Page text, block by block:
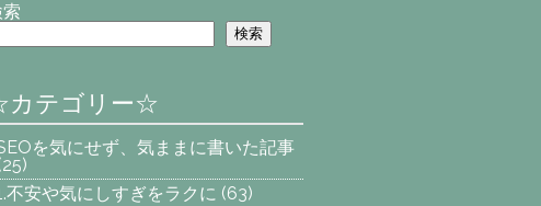
検索
テゴリー☆
を気にせず、気ままに書いた記事
不安や気にしすぎをラクに (63)